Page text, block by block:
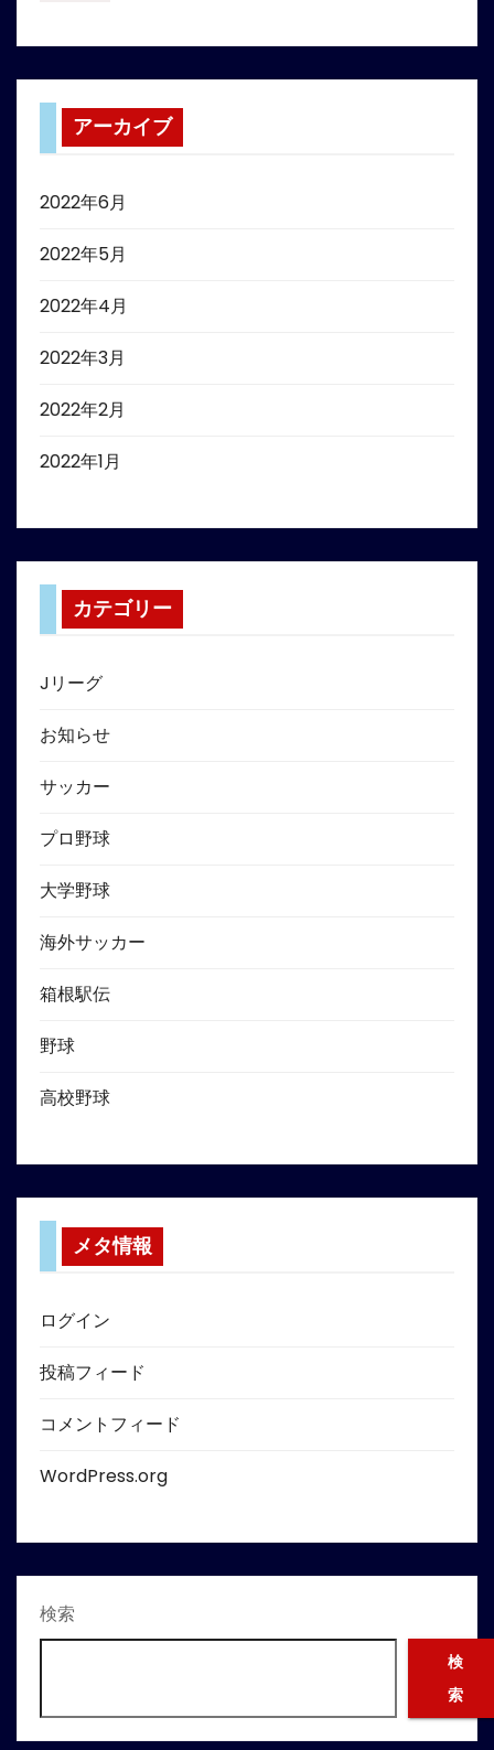
アーカイブ
2022年6月
2022年5月
2022年4月
2022年3月
2022年2月
2022年1月
カテゴリー
Jリーグ
お知らせ
サッカー
プロ野球
大学野球
海外サッカー
箱根駅伝
野球
高校野球
メタ情報
ログイン
投稿フィード
コメントフィード
WordPress.org
検索
検
索